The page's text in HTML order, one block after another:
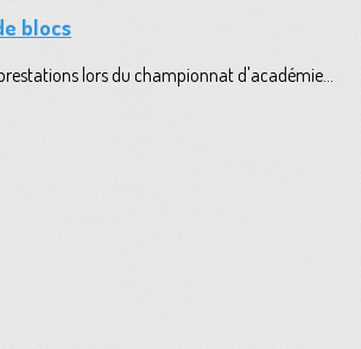
blocs
lors du championnat d'académie...